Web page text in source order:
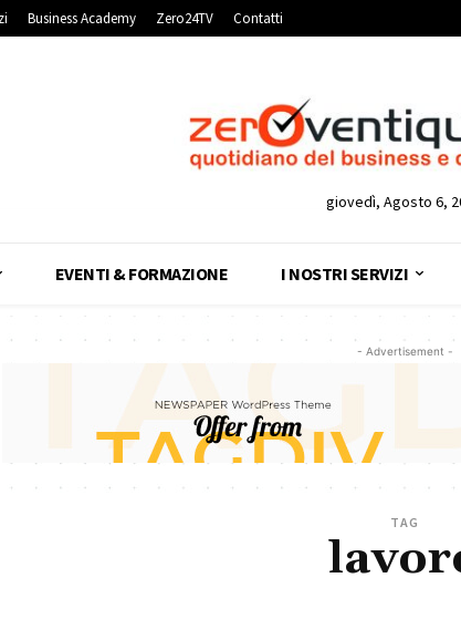
Business Academy Zero24TV Contatti
giovedì, Agosto 6,
EVENTI & FORMAZIONE I NOSTRI SERVIZI
- Advertisement -
TAG